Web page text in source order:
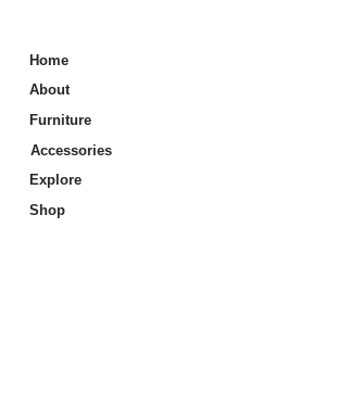
Home
About
Furniture
Accessories
Explore
Shop